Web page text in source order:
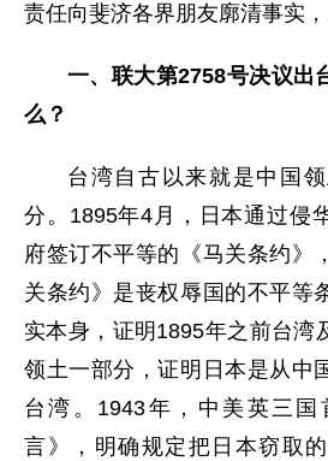
责任向斐济各界朋友廓清事实，
一、联大第2758号决议出
么？
台湾自古以来就是中国
分。1895年4月，日本通过侵
府签订不平等的《马关条约》
关条约》是丧权辱国的不平等
实本身，证明1895年之前台湾
领土一部分，证明日本是从中
台湾。1943年，中美英三
言》，明确规定把日本窃取